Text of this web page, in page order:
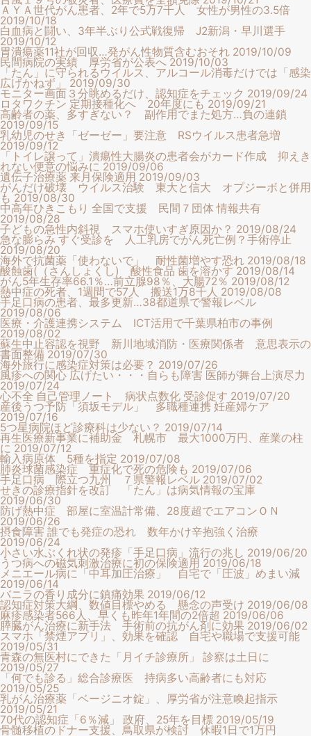
ＡＹＡ世代がん患者、2年で5万7千人 女性が男性の3.5倍
2019/10/18
白血病と闘い、3年半ぶり公式戦復帰 J2新潟・早川選手
2019/10/12
胃潰瘍薬11社が回収…発がん性物質含むおそれ 2019/10/09
民間病院の実績 厚労省が公表へ 2019/10/03
「たん」に守られるウイルス、アルコール消毒だけでは「感染
広げかねず」 2019/09/30
モニター画面３分眺めるだけ、認知症をチェック 2019/09/24
ロタワクチン 定期接種化へ 20年度にも 2019/09/21
高齢者の薬、多すぎない？ 副作用でまた処方…負の連鎖
2019/09/15
乳幼児のせき「ゼーゼー」要注意 RSウイルス患者急増
2019/09/12
「トイレ譲って」潰瘍性大腸炎の患者会がカード作成 抑えき
れない便意の悩みに 2019/09/06
遺伝子治療薬 来月保険適用 2019/09/03
がんだけ破壊 ウイルス治験 東大と信大 オプジーボと併用
も 2019/08/30
中高年ひきこもり 全国で支援 民間７団体 情報共有
2019/08/28
子どもの急性内斜視 スマホ使いすぎ原因か？ 2019/08/24
急な膨らみ すぐ受診を 人工乳房でがん死亡例？手術停止
2019/08/20
海外で抗菌薬「使わないで」 耐性菌増やす恐れ 2019/08/18
酸蝕歯(（さんしょくし) 酸性食品 歯を溶かす 2019/08/14
がん5年生存率66.1％…前立腺98％、大腸72％ 2019/08/12
熱中症の死者、1週間で57人 搬送1万8千人 2019/08/08
手足口病の患者、最多更新…38都道県で警報レベル
2019/08/06
医療・介護連携システム ICT活用で千葉県柏市の事例
2019/08/02
蘇生中止容認を視野 新川地域消防・医療関係者 意思表示の
書面整備 2019/07/30
海外旅行に感染症対策は必要？ 2019/07/26
風疹への関心 広げたい・・・自らも障害 医師が舞台上演尽力
2019/07/24
心不全 自己管理ノート 病状点数化 受診促す 2019/07/20
産後うつ予防「須坂モデル」 多職種連携 妊産婦ケア
2019/07/16
5つ星病院ほど診療科は少ない？ 2019/07/14
再生医療新事業に補助金 札幌市 最大1000万円、産業の柱
に 2019/07/12
輸入病原体 5種を指定 2019/07/08
肺炎球菌感染症 重症化で死の危険も 2019/07/06
手足口病 際立つ九州 ７県警報レベル 2019/07/02
せきの診療指針を改訂 「たん」は病気情報の宝庫
2019/06/30
防げ熱中症 部屋に室温計常備、28度超でエアコンＯＮ
2019/06/26
摂食障害 誰でも発症の恐れ 数年かけ辛抱強く治療
2019/06/24
小さい水ぶくれ状の発疹「手足口病」流行の兆し 2019/06/20
うつ病への磁気刺激治療に初の保険適用 2019/06/18
メニエール病に「中耳加圧治療」 自宅で「圧波」めまい減
2019/06/14
バニラの香り成分に鎮痛効果 2019/06/12
認知症対策大綱、数値目標やめる 懸念の声受け 2019/06/08
麻疹感染者566人、早くも昨年1年間の2倍超 2019/06/06
膵臓がん治療に新手法 手術前の抗がん剤に効果 2019/06/02
スマホ「禁煙アプリ」、効果を確認 自宅や職場で支援可能
2019/05/31
青森の無医村にできた「月イチ診療所」 診察は土日に
2019/05/27
「何でも診る」総合診療医 持病多い高齢者にも対応
2019/05/25
乳がん治療薬「ベージニオ錠」、厚労省が注意喚起指示
2019/05/21
70代の認知症「6％減」 政府、25年を目標 2019/05/19
骨髄移植のドナー支援、鳥取県が検討 休暇1日で1万円